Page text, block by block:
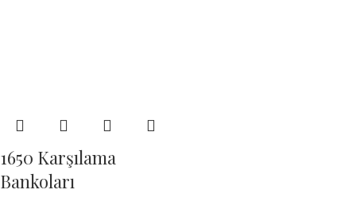
1650 Karşılama
Bankoları